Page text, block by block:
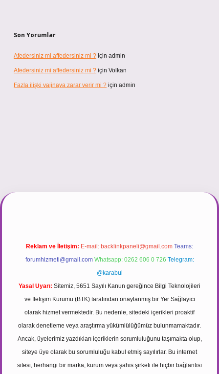
Son Yorumlar
Afedersiniz mi affedersiniz mi ? için admin
Afedersiniz mi affedersiniz mi ? için Volkan
Fazla ilişki vajinaya zarar verir mi ? için admin
Reklam ve İletişim: E-mail: backlinkpaneli@gmail.com Teams:
forumhizmeti@gmail.com Whatsapp: 0262 606 0 726 Telegram:
@karabul
Yasal Uyarı: Sitemiz, 5651 Sayılı Kanun gereğince Bilgi Teknolojileri
ve İletişim Kurumu (BTK) tarafından onaylanmış bir Yer Sağlayıcı
olarak hizmet vermektedir. Bu nedenle, sitedeki içerikleri proaktif
olarak denetleme veya araştırma yükümlülüğümüz bulunmamaktadır.
Ancak, üyelerimiz yazdıkları içeriklerin sorumluluğunu taşımakta olup,
siteye üye olarak bu sorumluluğu kabul etmiş sayılırlar. Bu internet
sitesi, herhangi bir marka, kurum veya şahıs şirketi ile hiçbir bağlantısı